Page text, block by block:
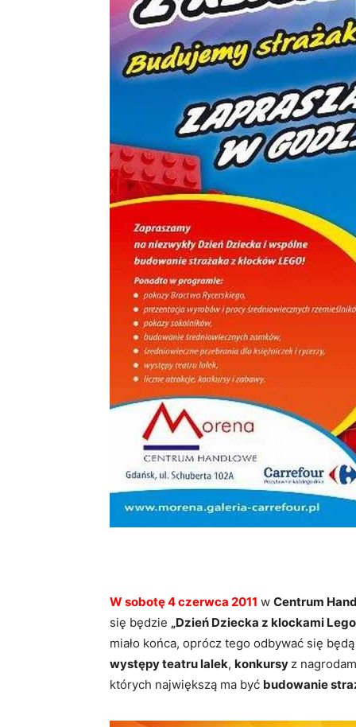
W sobotę 4 czerwca 2011 w Centrum
się będzie „Dzień Dziecka z klockami
miało końca, oprócz tego odbywać się
występy teatru lalek, konkursy z
których największą ma być budowanie